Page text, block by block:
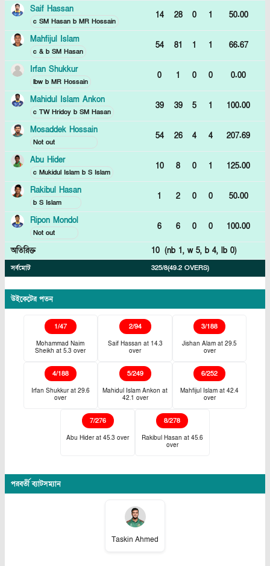
Saif Hassan
c SM Hasan b MR Hossain
14 28 0 1 50.00
Mahfijul Islam
c & b SM Hasan
54 81 1 1 66.67
Irfan Shukkur
lbw b MR Hossain
0 1 0 0 0.00
Mahidul Islam Ankon
c TW Hridoy b SM Hasan
39 39 5 1 100.00
Mosaddek Hossain
Not out
54 26 4 4 207.69
Abu Hider
c Mukidul Islam b S Islam
10 8 0 1 125.00
Rakibul Hasan
b S Islam
1 2 0 0 50.00
Ripon Mondol
Not out
6 6 0 0 100.00
অতিরিক্ত 10 (nb 1, w 5, b 4, lb 0)
সর্বমোট 325/8(49.2 OVERS)
উইকেটের পতন
1/47
Mohammad Naim
Sheikh at5.3 over
2/94
Saif Hassan at 14.3
over
3/188
Jishan Alam at29.5
over
4/188
Irfan Shukkurat 29.6
over
5/249
Mahidul Islam Ankon at
42.1 over
6/252
Mahfijul Islam at42.4
over
7/276
Abu Hiderat45.3 over
8/278
Rakibul Hasan at 45.6
over
পরবর্তী ব্যাটসম্যান
Taskin Ahmed